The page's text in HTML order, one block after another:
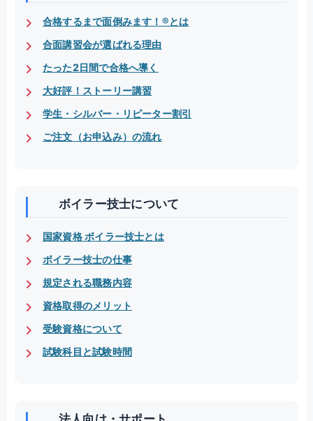
合格するまで面倒みます！®とは
合面講習会が選ばれる理由
たった2日間で合格へ導く
大好評！ストーリー講習
学生・シルバー・リピーター割引
ご注文（お申込み）の流れ
ボイラー技士について
国家資格 ボイラー技士とは
ボイラー技士の仕事
規定される職務内容
資格取得のメリット
受験資格について
試験科目と試験時間